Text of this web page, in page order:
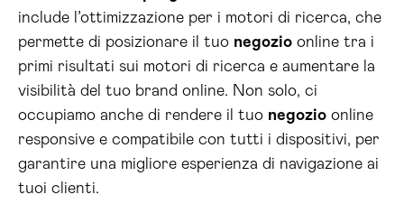
include l’ottimizzazione per i motori di ricerca, che
permette di posizionare il tuo negozio online tra i
primi risultati sui motori di ricerca e aumentare la
visibilità del tuo brand online. Non solo, ci
occupiamo anche di rendere il tuo negozio online
responsive e compatibile con tutti i dispositivi, per
garantire una migliore esperienza di navigazione ai
tuoi clienti.